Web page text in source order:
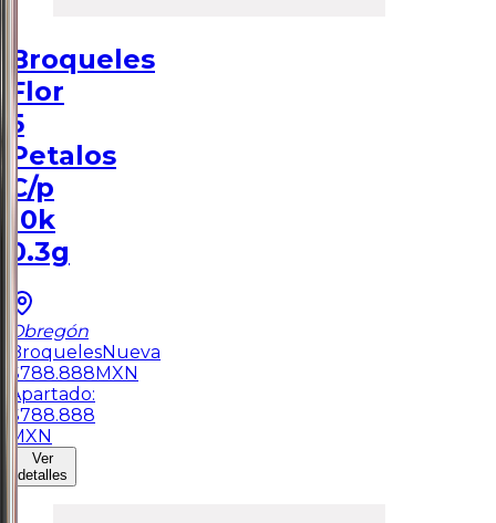
Broqueles
Flor
5
Petalos
C/p
10k
0.3g
Obregón
BroquelesNueva
$788.888MXN
Apartado:
$788.888
MXN
Ver
detalles